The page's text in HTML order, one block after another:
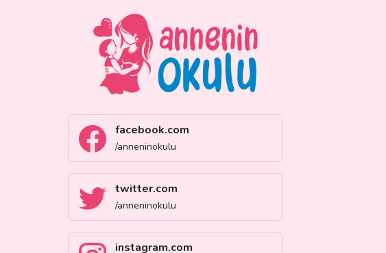
facebook.com
/anneninokulu
twitter.com
/anneninokulu
instagram.com